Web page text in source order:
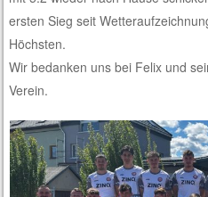
ersten Sieg seit
Höchsten.
Wir bedanken uns bei Felix und
Verein.